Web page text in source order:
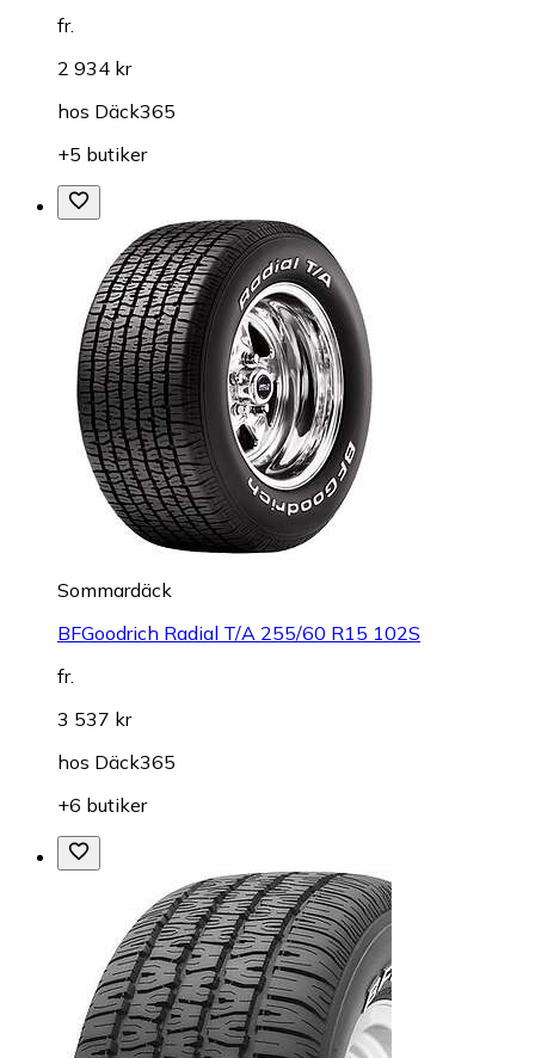
fr.
2 934 kr
hos Däck365
+5 butiker
Sommardäck
BFGoodrich Radial T/A 255/60 R15 102S
fr.
3 537 kr
hos Däck365
+6 butiker